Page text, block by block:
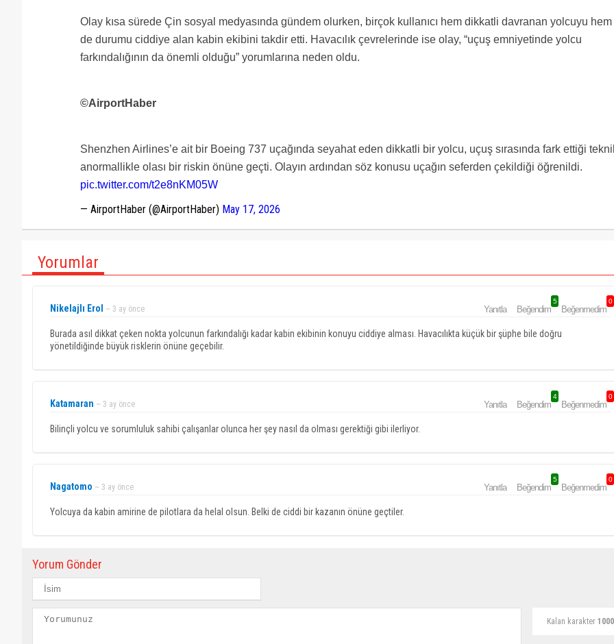
Olay kısa sürede Çin sosyal medyasında gündem olurken, birçok kullanıcı hem dikkatli davranan yolcuyu hem
de durumu ciddiye alan kabin ekibini takdir etti. Havacılık çevrelerinde ise olay, “uçuş emniyetinde yolcu
farkındalığının da önemli olduğu” yorumlarına neden oldu.
©AirportHaber
Shenzhen Airlines’e ait bir Boeing 737 uçağında seyahat eden dikkatli bir yolcu, uçuş sırasında fark ettiği
anormallikle olası bir riskin önüne geçti. Olayın ardından söz konusu uçağın seferden çekildiği öğrenildi.
pic.twitter.com/t2e8nKM05W
— AirportHaber (@AirportHaber) May 17, 2026
Yorumlar
Nikelajlı Erol ~ 3 ay önce Yanıtla Beğendim
5
Beğenmedim
0
Burada asıl dikkat çeken nokta yolcunun farkındalığı kadar kabin ekibinin konuyu ciddiye alması. Havacılıkta küçük bir şüphe bile doğru
yönetildiğinde büyük risklerin önüne geçebilir.
Katamaran ~ 3 ay önce Yanıtla Beğendim
4
Beğenmedim
0
Bilinçli yolcu ve sorumluluk sahibi çalışanlar olunca her şey nasıl da olması gerektiği gibi ilerliyor.
Nagatomo ~ 3 ay önce Yanıtla Beğendim
5
Beğenmedim
0
Yolcuya da kabin amirine de pilotlara da helal olsun. Belki de ciddi bir kazanın önüne geçtiler.
Yorum Gönder
Kalan karakter 1000